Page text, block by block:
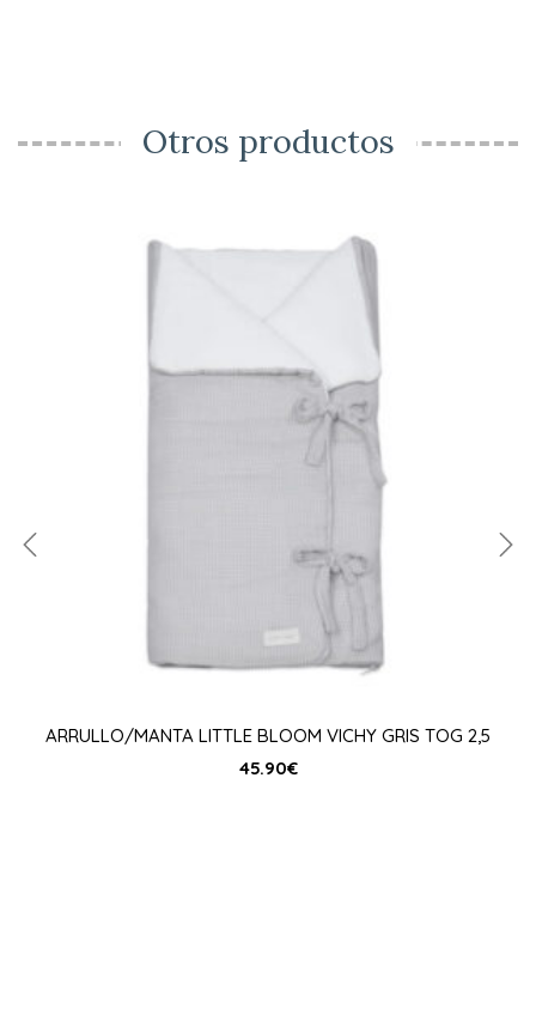
Otros productos
ARRULLO/MANTA LITTLE BLOOM VICHY GRIS TOG 2,5
45.90€